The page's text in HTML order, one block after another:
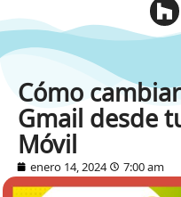
Cómo
Gmail desde
Móvil
enero 14, 2024 7:00 am